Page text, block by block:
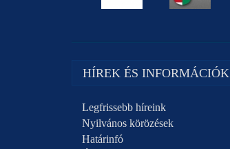
HÍREK ÉS INFORMÁCIÓK
Legfrissebb híreink
Nyilvános körözések
Határinfó